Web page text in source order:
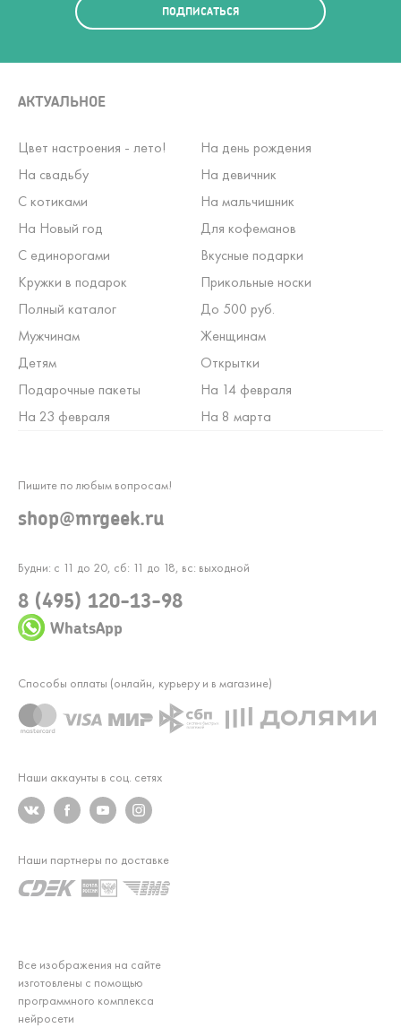
ПОДПИСАТЬСЯ
АКТУАЛЬНОЕ
Цвет настроения - лето!
На день рождения
На свадьбу
На девичник
С котиками
На мальчишник
На Новый год
Для кофеманов
С единорогами
Вкусные подарки
Кружки в подарок
Прикольные носки
Полный каталог
До 500 руб.
Мужчинам
Женщинам
Детям
Открытки
Подарочные пакеты
На 14 февраля
На 23 февраля
На 8 марта
Будни: с 11 до 20, сб: 11 до 18, вс: выходной
8 (495) 120-13-98
WhatsApp
Пишите по любым вопросам!
shop@mrgeek.ru
Наши аккаунты в соц. сетях
Все изображения на сайте
изготовлены с помощью
программного комплекса
нейросети
Способы оплаты (онлайн, курьеру и в магазине)
Наши партнеры по доставке